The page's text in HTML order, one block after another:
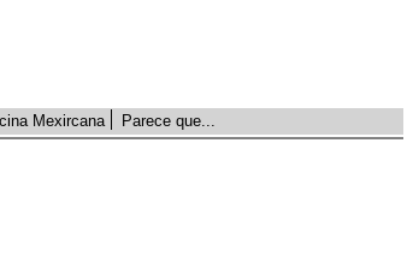
Mexircana Parece que...